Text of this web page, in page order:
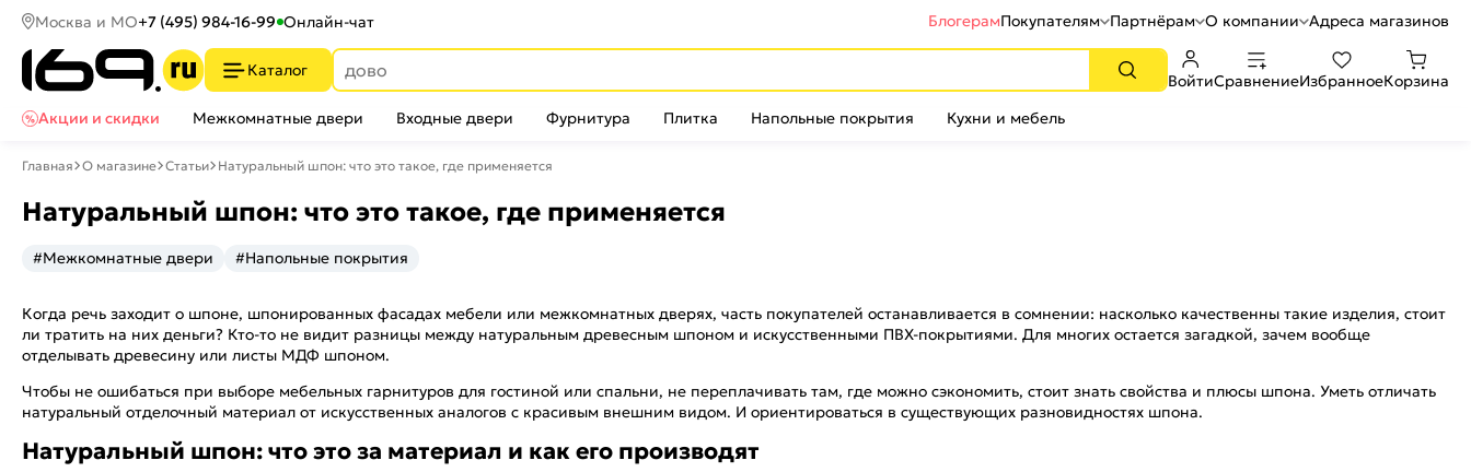
Москва и МО+7 (495) 984-16-99 Онлайн-чат БлогерамПокупателям Партнёрам О компании Адреса магазинов
Каталог
ВойтиСравнениеИзбранноеКорзина
Акции и скидки
Межкомнатные двери Входные двери Фурнитура Плитка Напольные покрытия Кухни и мебель
Главная О магазине Статьи Натуральный шпон: что это такое, где применяется
Натуральный шпон: что это такое, где применяется
#Межкомнатные двери #Напольные покрытия
Когда речь заходит о шпоне, шпонированных фасадах мебели или межкомнатных дверях, часть покупателей останавливается в сомнении: насколько качественны такие изделия, стоит
ли тратить на них деньги? Кто-то не видит разницы между натуральным древесным шпоном и искусственными ПВХ-покрытиями. Для многих остается загадкой, зачем вообще
отделывать древесину или листы МДФ шпоном.
Чтобы не ошибаться при выборе мебельных гарнитуров для гостиной или спальни, не переплачивать там, где можно сэкономить, стоит знать свойства и плюсы шпона. Уметь отличать
натуральный отделочный материал от искусственных аналогов с красивым внешним видом. И ориентироваться в существующих разновидностях шпона.
Натуральный шпон: что это за материал и как его производят